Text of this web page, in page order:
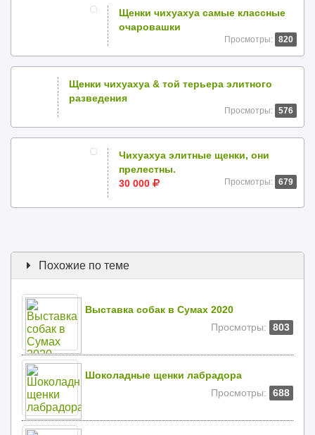
Щенки чихуахуа самые классные
очаровашки
Просмотры: 820
Щенки чихуахуа & той терьера элитного
разведения
Просмотры: 576
Чихуахуа элитные щенки, они
прелестны.
30 000
Просмотры: 679
Похожие по теме
Выставка собак в Сумах 2020
Просмотры:
803
Шоколадные щенки лабрадора
Просмотры:
688